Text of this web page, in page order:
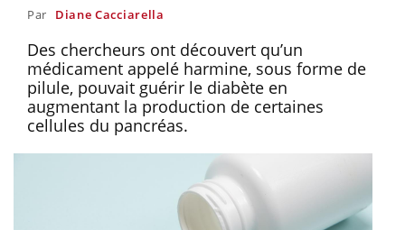
Par Diane Cacciarella
Des chercheurs ont découvert qu’un
médicament appelé harmine, sous forme de
pilule, pouvait guérir le diabète en
augmentant la production de certaines
cellules du pancréas.